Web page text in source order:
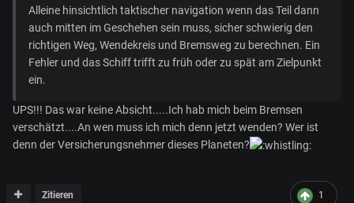
Alleine hinsichtlich taktischer navigation wenn das Teil dann
auch mitten im Geschehen sein muss, sicher schwierig den
richtigen Weg, Wendekreis und Bremsweg zu berechnen. Ein
Fehler und das Schiff trifft zu früh oder zu spät am Zielpunkt
ein.
UPS!!! Das war keine Absicht.....Ich hab mich beim Bremsen
verschätzt....An wen muss ich mich denn jetzt wenden? Wer ist
denn der Versicherungsnehmer dieses Planeten?
1
Zitieren